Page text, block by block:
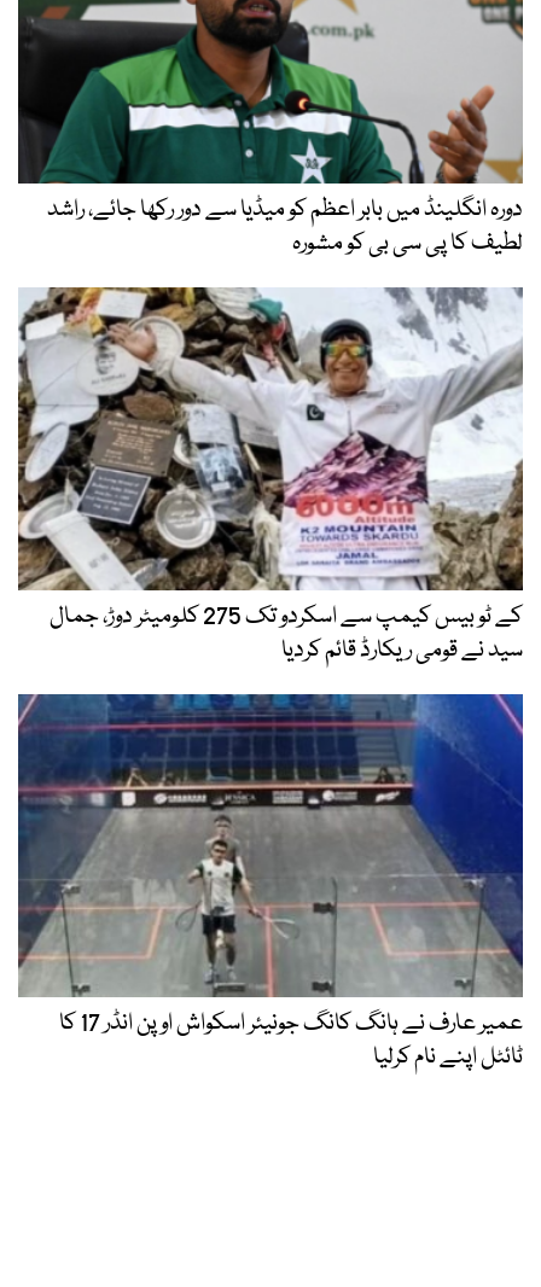
دورہ انگلینڈ میں بابر اعظم کو میڈیا سے دور رکھا جائے، راشد
لطیف کا پی سی بی کو مشورہ
کے ٹو بیس کیمپ سے اسکردو تک 275 کلومیٹر دوڑ، جمال
سید نے قومی ریکارڈ قائم کردیا
عمیر عارف نے ہانگ کانگ جونیئر اسکواش اوپن انڈر 17 کا
ٹائٹل اپنے نام کرلیا